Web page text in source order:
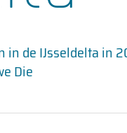
de IJsseldelta in
Die